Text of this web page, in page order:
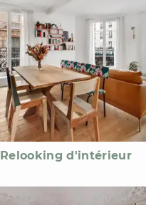
Relooking d'intérieur